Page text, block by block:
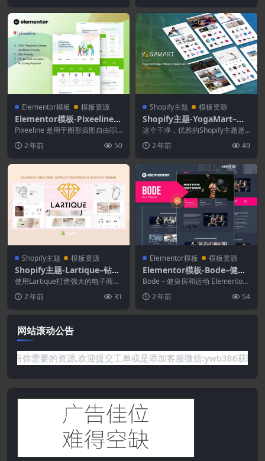
Elementor模板 模板资源
Elementor模板-Pixeeline –
自由职业者套装
Pixeeline 是用于图形插图自由职
r... 2 年前 50
Shopify主题 模板资源
Shopify主题-YogaMart–瑜
伽服和健身器材
这个干净，优雅的Shopify主题是
计的。 它非常...
2 年前 49
Shopify主题 模板资源
Shopify主题-Lartique–钻石
和宝石首饰Shopify主题
使用Lartique打造强大的电子商务
石，宝石商店...
2 年前 31
Elementor模板 模板资源
Elementor模板-Bode–健身
房和运动元素模板套件
Bode – 健身房和运动 Elementor
2 年前 54
网站滚动公告
要的资源,欢迎提交工单或是添加客服微信:ywb386获取帮助！